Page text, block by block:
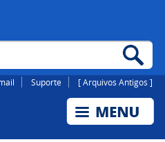
Suporte [ Arquivos Antigos ]